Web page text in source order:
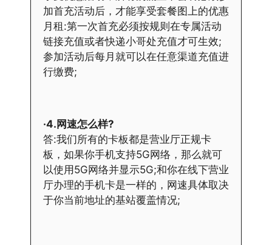
加首充活动后，才能享受套餐图上的优惠
月租:第一次首充必须按规则在专属活动
链接充值或者快递小哥处充值才可生效;
参加活动后每月就可以在任意渠道充值进
行缴费;
·4.网速怎么样?
答:我们所有的卡板都是营业厅正规卡
板，如果你手机支持5G网络，那么就可
以使用5G网络并显示5G;和你在线下营业
厅办理的手机卡是一样的，网速具体取决
于你当前地址的基站覆盖情况;